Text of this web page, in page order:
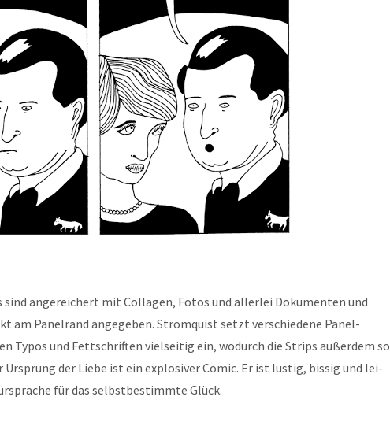
sind angere­ichert mit Col­la­gen, Fotos und aller­lei Doku­menten und
am Pan­el­rand angegeben. Strömquist set­zt ver­schiedene Pan­el­
Typos und Fettschriften viel­seit­ig ein, wodurch die Strips außer­dem so
Ursprung der Liebe ist ein explo­siv­er Com­ic. Er ist lustig, bis­sig und lei­
für das selb­st­bes­timmte Glück.